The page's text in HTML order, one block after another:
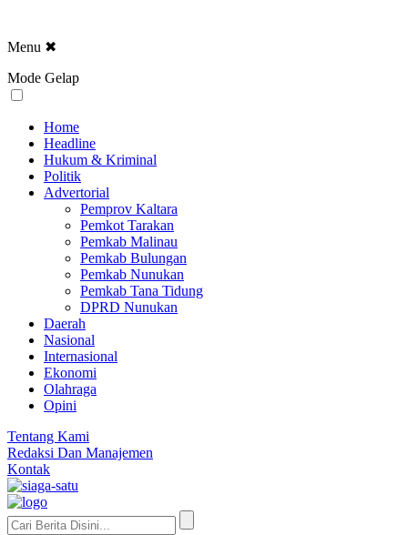
Menu ✖
Mode Gelap
Home
Headline
Hukum & Kriminal
Politik
Advertorial
Pemprov Kaltara
Pemkot Tarakan
Pemkab Malinau
Pemkab Bulungan
Pemkab Nunukan
Pemkab Tana Tidung
DPRD Nunukan
Daerah
Nasional
Internasional
Ekonomi
Olahraga
Opini
Tentang Kami
Redaksi Dan Manajemen
Kontak